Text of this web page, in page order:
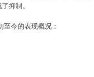
抑制。
今的表现概况：